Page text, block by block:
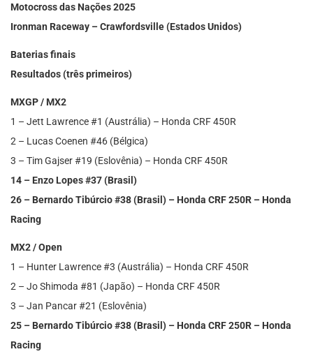
Motocross das Nações 2025
Ironman Raceway – Crawfordsville (Estados Unidos)
Baterias finais
Resultados (três primeiros)
MXGP / MX2
1 – Jett Lawrence #1 (Austrália) – Honda CRF 450R
2 – Lucas Coenen #46 (Bélgica)
3 – Tim Gajser #19 (Eslovênia) – Honda CRF 450R
14 – Enzo Lopes #37 (Brasil)
26 – Bernardo Tibúrcio #38 (Brasil) – Honda CRF 250R – Honda
Racing
MX2 / Open
1 – Hunter Lawrence #3 (Austrália) – Honda CRF 450R
2 – Jo Shimoda #81 (Japão) – Honda CRF 450R
3 – Jan Pancar #21 (Eslovênia)
25 – Bernardo Tibúrcio #38 (Brasil) – Honda CRF 250R – Honda
Racing